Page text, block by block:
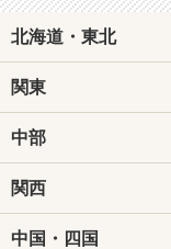
北海道・東北
関東
中部
関西
中国・四国